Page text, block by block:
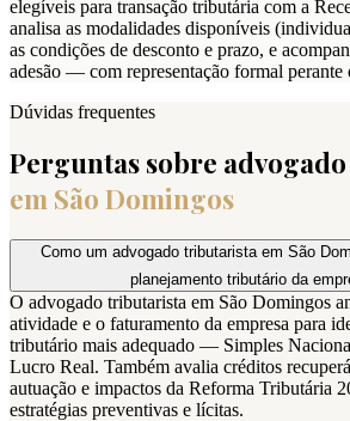
elegíveis para transação tributária com a
analisa as modalidades disponíveis
as condições de desconto e prazo, e
adesão — com representação formal perante
Dúvidas frequentes
Perguntas sobre
em São Domingos
Como um advogado tributarista em São
planejamento tributário da
O advogado tributarista em São Domingos
atividade e o faturamento da empresa para
tributário mais adequado — Simples
Lucro Real. Também avalia créditos
autuação e impactos da Reforma Tributária
estratégias preventivas e lícitas.